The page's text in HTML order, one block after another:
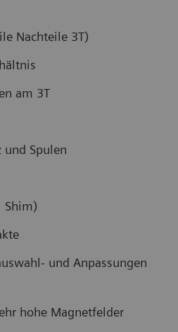
Nachteile 3T)
am 3T
und Spulen
Shim)
und Anpassungen
hohe Magnetfelder